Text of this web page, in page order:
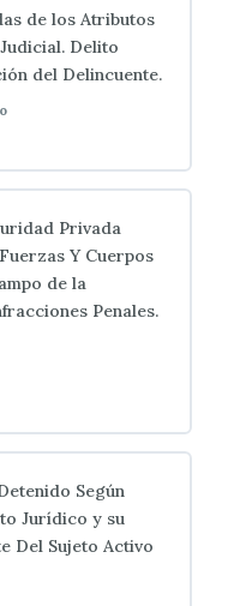
penal. La
y obligación de
de los Atributos
Delito
del Delincuente.
duración. Facultades
nuestro
personas no
de agente de policía
Privada
Y Cuerpos
de la
Penales.
privada como auxiliar
Según
Jurídico y su
Del Sujeto Activo